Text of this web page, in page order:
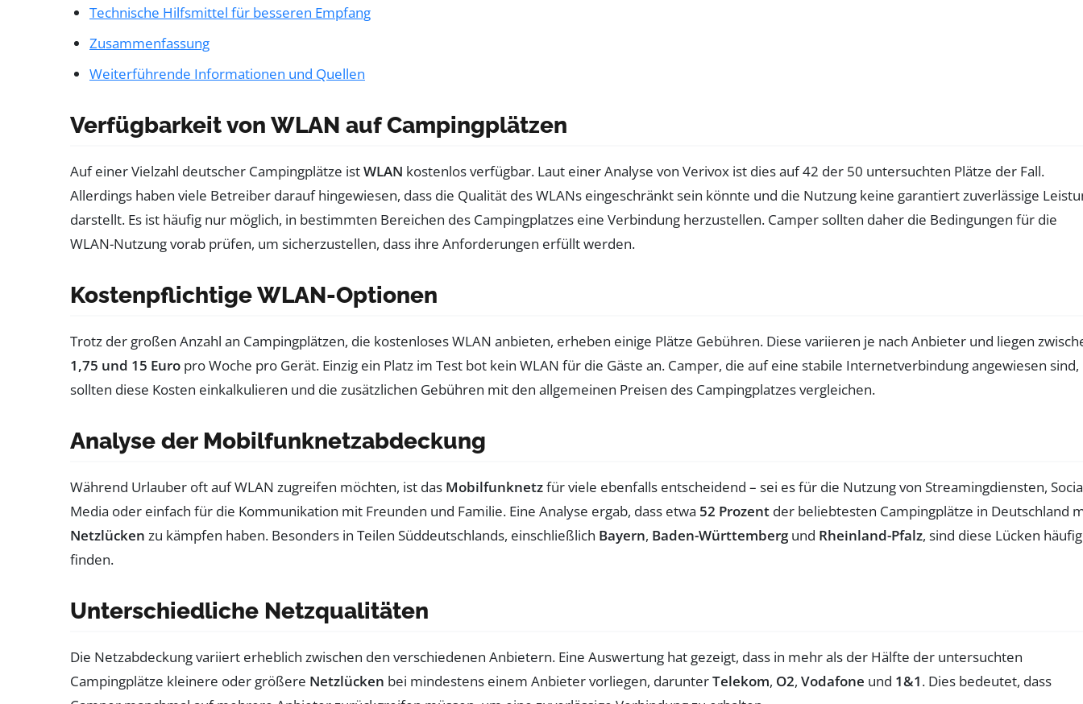
Technische Hilfsmittel für besseren Empfang
Zusammenfassung
Weiterführende Informationen und Quellen
Verfügbarkeit von WLAN auf Campingplätzen
Auf einer Vielzahl deutscher Campingplätze istWLAN kostenlos verfügbar. Laut einer Analyse von Verivox ist dies auf 42 der 50 untersuchten Plätze der Fall.
Allerdings haben viele Betreiber darauf hingewiesen, dass die Qualität des WLANs eingeschränkt sein könnte und die Nutzung keine garantiert zuverlässige
darstellt. Es ist häufig nur möglich, in bestimmten Bereichen des Campingplatzes eine Verbindung herzustellen. Camper sollten daher die Bedingungen für die
WLAN-Nutzung vorab prüfen, um sicherzustellen, dass ihre Anforderungen erfüllt werden.
Kostenpflichtige WLAN-Optionen
Trotz der großen Anzahl an Campingplätzen, die kostenloses WLAN anbieten, erheben einige Plätze Gebühren. Diese variieren je nach Anbieter und liegen
1,75 und 15 Euro pro Woche pro Gerät. Einzig ein Platz im Test bot kein WLAN für die Gäste an. Camper, die auf eine stabile Internetverbindung angewiesen sind,
sollten diese Kosten einkalkulieren und die zusätzlichen Gebühren mit den allgemeinen Preisen des Campingplatzes vergleichen.
Analyse der Mobilfunknetzabdeckung
Während Urlauber oft auf WLAN zugreifen möchten, ist das Mobilfunknetzfür viele ebenfalls entscheidend – sei es für die Nutzung von Streamingdiensten,
Media oder einfach für die Kommunikation mit Freunden und Familie. Eine Analyse ergab, dass etwa 52 Prozent der beliebtesten Campingplätze in Deutschland
Netzlücken zu kämpfen haben. Besonders in Teilen Süddeutschlands, einschließlich Bayern, Baden-Württembergund Rheinland-Pfalz, sind diese Lücken
finden.
Unterschiedliche Netzqualitäten
Die Netzabdeckung variiert erheblich zwischen den verschiedenen Anbietern. Eine Auswertung hat gezeigt, dass in mehr als der Hälfte der untersuchten
Campingplätze kleinere oder größere Netzlücken bei mindestens einem Anbieter vorliegen, darunterTelekom, O2, Vodafone und 1&1. Dies bedeutet, dass